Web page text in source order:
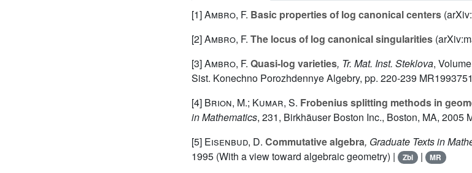
[1]Ambro, F. Basic properties of log canonical centers
[2]Ambro, F. The locus of log canonical singularities
[3]Ambro, F. Quasi-log varieties, Tr. Mat. Inst. Steklova,
Sist. Konechno Porozhdennye Algebry, pp. 220-239
[4] Brion, M.; Kumar, S. Frobenius splitting methods in
in Mathematics, 231, Birkhäuser Boston Inc., Boston, MA, 2005
[5] Eisenbud, D. Commutative algebra, Graduate Texts in
1995 (With a view toward algebraic geometry) |
Zbl | MR